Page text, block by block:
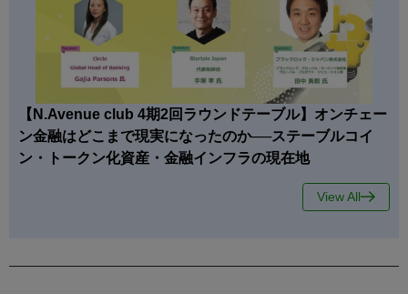
【N.Avenue club 4期2回ラウンドテーブル】オンチェー
ン金融はどこまで現実になったのか──ステーブルコイ
ン・トークン化資産・金融インフラの現在地
View All